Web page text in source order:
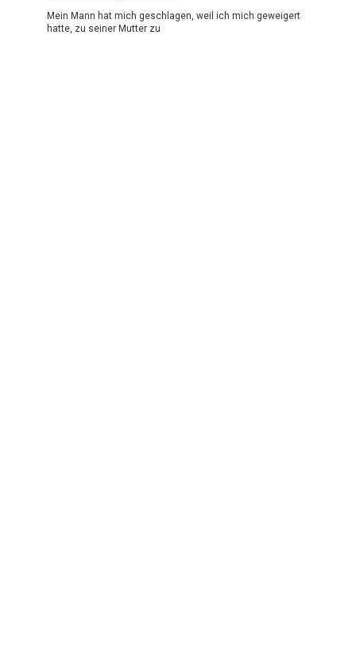
Mein Mann hat mich geschlagen, weil ich mich geweigert
hatte, zu seiner Mutter zu